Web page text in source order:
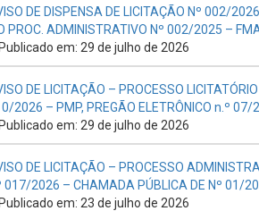
DE DISPENSA DE LICITAÇÃO Nº 002/
PROC. ADMINISTRATIVO Nº 002/2025 –
Publicado em: 29 de julho de 2026
DE LICITAÇÃO – PROCESSO LICITATÓRIO
2026 – PMP, PREGÃO ELETRÔNICO n.º 07/
Publicado em: 29 de julho de 2026
DE LICITAÇÃO – PROCESSO
017/2026 – CHAMADA PÚBLICA DE Nº 01/
Publicado em: 23 de julho de 2026